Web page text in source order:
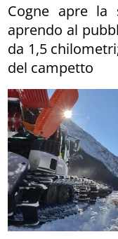
Cogne apre la
aprendo al
da 1,5
del campetto